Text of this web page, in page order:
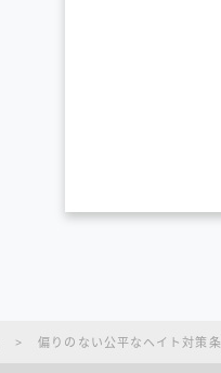
> 偏りのない公平なヘイト対策